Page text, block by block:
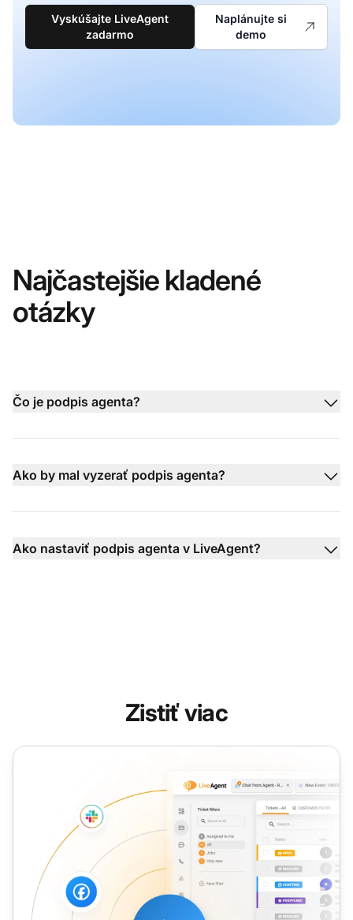
Vyskúšajte LiveAgent
zadarmo
Naplánujte si
demo
Najčastejšie kladené
otázky
Čo je podpis agenta?
Ako by mal vyzerať podpis agenta?
Ako nastaviť podpis agenta v LiveAgent?
Zistiť viac
Zástupný symbol